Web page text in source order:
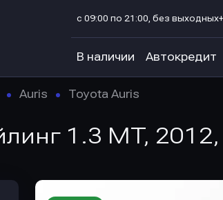
с 09:00 по 21:00, без выходных
В наличии Автокредит
Auris Toyota Auris
1.3 MT,